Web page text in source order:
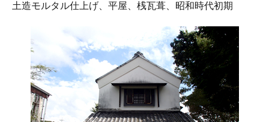
土造モルタル仕上げ、平屋、桟瓦葺、昭和時代初期